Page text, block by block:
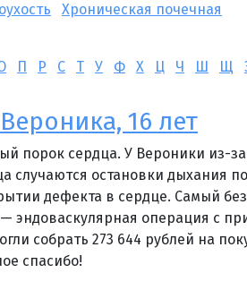
Хроническая почечная
П Р С Т У Ф Х Ц Ч Ш Щ
16 лет
порок сердца. У Вероники из-
случаются остановки дыхания
дефекта в сердце. Самый
— эндоваскулярная операция с
собрать 273 644 рублей на
спасибо!